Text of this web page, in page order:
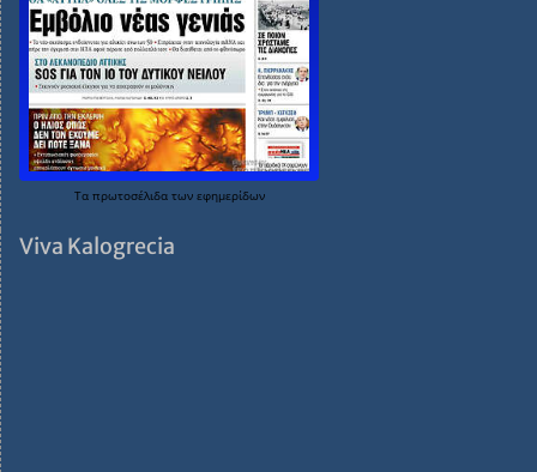
Τα πρωτοσέλιδα των εφημερίδων
Viva Kalogrecia